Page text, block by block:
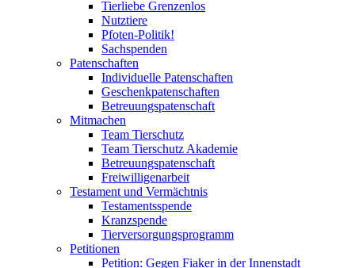
Tierliebe Grenzenlos
Nutztiere
Pfoten-Politik!
Sachspenden
Patenschaften
Individuelle Patenschaften
Geschenkpatenschaften
Betreuungspatenschaft
Mitmachen
Team Tierschutz
Team Tierschutz Akademie
Betreuungspatenschaft
Freiwilligenarbeit
Testament und Vermächtnis
Testamentsspende
Kranzspende
Tierversorgungsprogramm
Petitionen
Petition: Gegen Fiaker in der Innenstadt